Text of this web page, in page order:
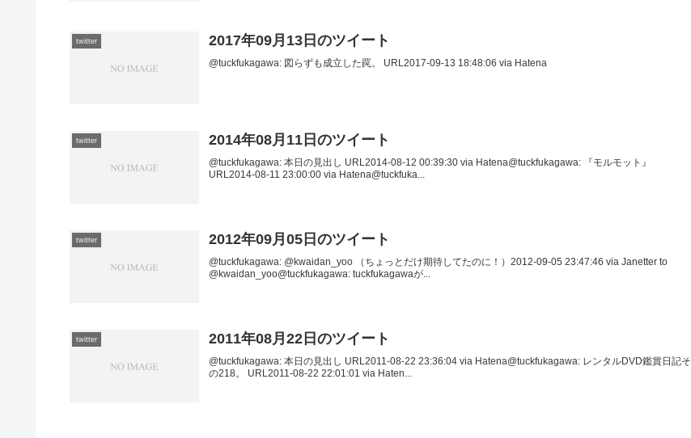
twitter 2017年09月13日のツイート
@tuckfukagawa: 図らずも成立した罠。 URL2017-09-13 18:48:06 via Hatena
twitter 2014年08月11日のツイート
@tuckfukagawa: 本日の見出し URL2014-08-12 00:39:30 via Hatena@tuckfukagawa: 『モルモット』
URL2014-08-11 23:00:00 via Hatena@tuckfuka...
twitter 2012年09月05日のツイート
@tuckfukagawa: @kwaidan_yoo （ちょっとだけ期待してたのに！）2012-09-05 23:47:46 via Janetter to
@kwaidan_yoo@tuckfukagawa: tuckfukagawaが...
twitter 2011年08月22日のツイート
@tuckfukagawa: 本日の見出し URL2011-08-22 23:36:04 via Hatena@tuckfukagawa: レンタルDVD鑑賞日記そ
の218。 URL2011-08-22 22:01:01 via Haten...